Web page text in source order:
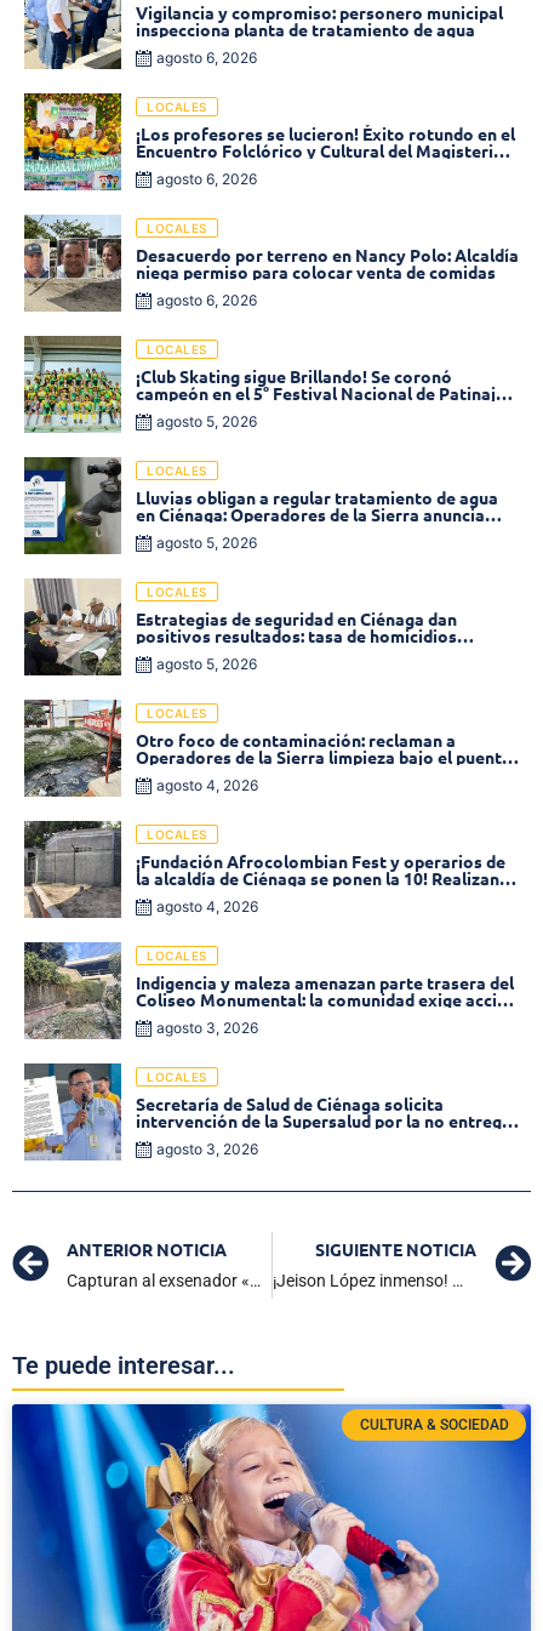
Vigilancia y compromiso: personero municipal
inspecciona planta de tratamiento de agua
agosto 6, 2026
LOCALES
¡Los profesores se lucieron! Éxito rotundo en el
Encuentro Folclórico y Cultural del Magisterio
2026 en Ciénaga
agosto 6, 2026
LOCALES
Desacuerdo por terreno en Nancy Polo: Alcaldía
niega permiso para colocar venta de comidas
agosto 6, 2026
LOCALES
¡Club Skating sigue Brillando! Se coronó
campeón en el 5° Festival Nacional de Patinaje
«Soledad sobre Ruedas»
agosto 5, 2026
LOCALES
Lluvias obligan a regular tratamiento de agua
en Ciénaga: Operadores de la Sierra anuncia
baja presión en varios sectores
agosto 5, 2026
LOCALES
Estrategias de seguridad en Ciénaga dan
positivos resultados: tasa de homicidios
disminuyó un 58% en 2026
agosto 5, 2026
LOCALES
Otro foco de contaminación: reclaman a
Operadores de la Sierra limpieza bajo el puente
de la calle 19 con carrera 11
agosto 4, 2026
LOCALES
¡Fundación Afrocolombian Fest y operarios de
la alcaldía de Ciénaga se ponen la 10! Realizan
limpieza de la parte posterior del Coliseo
Monumental
agosto 4, 2026
LOCALES
Indigencia y maleza amenazan parte trasera del
Coliseo Monumental: la comunidad exige acción
inmediata!
agosto 3, 2026
LOCALES
Secretaría de Salud de Ciénaga solicita
intervención de la Supersalud por la no entrega
de medicamentos en las EPS
agosto 3, 2026
ANTERIOR NOTICIA
Capturan al exsenador «Ñoño Elías» y Musa Besaile a prisión
SIGUIENTE NOTICIA
¡Jeison López inmenso! Medalla de plata en pesas de los Juegos Olímpicos
Te puede interesar...
CULTURA & SOCIEDAD